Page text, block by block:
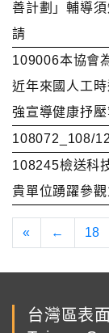
善計劃」輔導
請
109006本協會
近年來國人工
強宣導健康抒壓
108072_108/
108245檢送科
貴單位踴躍參
« ← 18
台灣區表